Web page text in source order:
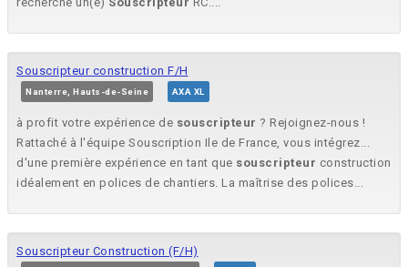
Souscripteur construction F/H
Nanterre, Hauts-de-Seine AXA XL
à profit votre expérience de souscripteur ? Rejoignez-nous !
Rattaché à l'équipe Souscription Ile de France, vous intégrez...
d'une première expérience en tant que souscripteur construction
idéalement en polices de chantiers. La maîtrise des polices...
Souscripteur Construction (F/H)